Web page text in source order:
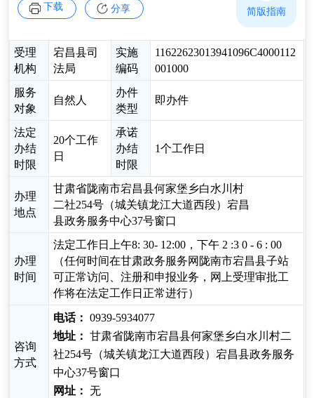
下载 分享
受理
机构
宕昌县司
法局
实施
编码
11622623013941096C4000112
001000
服务
对象
自然人
办件
类型
即办件
法定
办结
时限
20个工作
日
承诺
办结
时限
1个工作日
办理
地点
甘肃省陇南市宕昌县何家堡乡白水川村
二社254号（城关镇龙江大道西段）宕昌
县政务服务中心37号窗口
办理
时间
法定工作日上午8: 30- 12:00，下午 2 :3 0 - 6 : 00
（任何时间在甘肃政务服务网陇南市宕昌县子站
可正常访问、注册和申报业务，网上受理审批工
作将在法定工作日正常进行）
咨询
方式
电话： 0939-5934077
地址： 甘肃省陇南市宕昌县何家堡乡白水川村二
社254号（城关镇龙江大道西段）宕昌县政务服务
中心37号窗口
网址： 无
简版指南